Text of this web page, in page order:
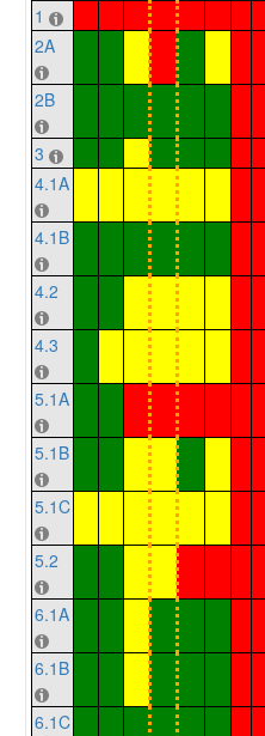
1
2A
2B
3
4.1A
4.1B
4.2
4.3
5.1A
5.1B
5.1C
5.2
6.1A
6.1B
6.1C